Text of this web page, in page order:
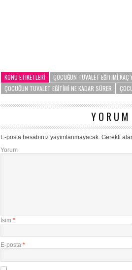
KONU ETIKETLERI ÇOCUĞUN TUVALET EĞITIMI KAÇ
ÇOCUĞUN TUVALET EĞITIMI NE KADAR SÜRER
E-posta hesabınız yayımlanmayacak. Gerekli
Yorum
İsim *
E-posta *